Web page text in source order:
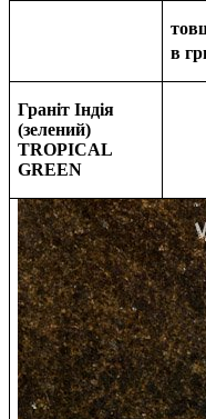
в
Граніт Індія
(зелений)
TROPICAL
GREEN